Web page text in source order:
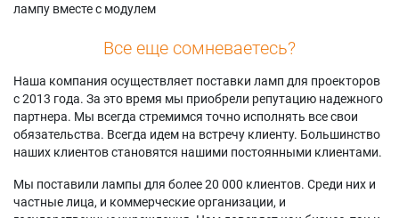
лампу вместе с модулем
Все еще сомневаетесь?
Наша компания осуществляет поставки ламп для проекторов
с 2013 года. За это время мы приобрели репутацию надежного
партнера. Мы всегда стремимся точно исполнять все свои
обязательства. Всегда идем на встречу клиенту. Большинство
наших клиентов становятся нашими постоянными клиентами.
Мы поставили лампы для более 20 000 клиентов. Среди них и
частные лица, и коммерческие организации, и